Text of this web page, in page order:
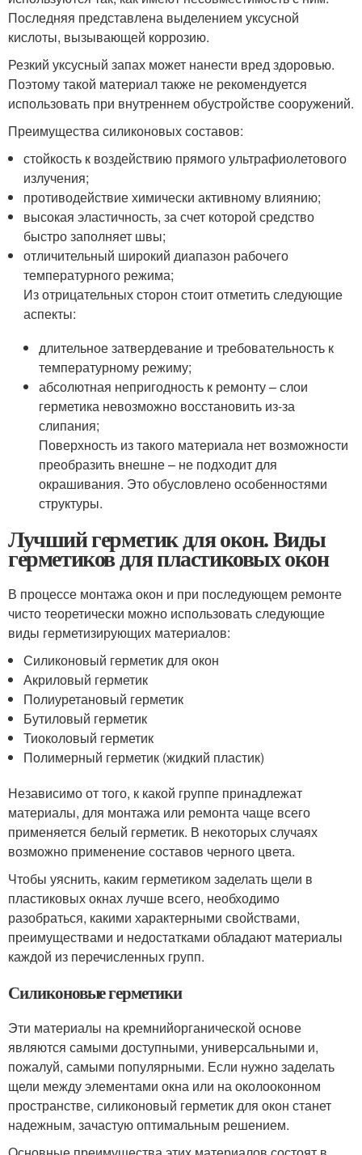
Последняя представлена выделением уксусной
кислоты, вызывающей коррозию.
Резкий уксусный запах может нанести вред здоровью.
Поэтому такой материал также не рекомендуется
использовать при внутреннем обустройстве сооружений.
Преимущества силиконовых составов:
стойкость к воздействию прямого ультрафиолетового
излучения;
противодействие химически активному влиянию;
высокая эластичность, за счет которой средство
быстро заполняет швы;
отличительный широкий диапазон рабочего
температурного режима;
Из отрицательных сторон стоит отметить следующие
аспекты:
длительное затвердевание и требовательность к
температурному режиму;
абсолютная непригодность к ремонту – слои
герметика невозможно восстановить из-за
слипания;
Поверхность из такого материала нет возможности
преобразить внешне – не подходит для
окрашивания. Это обусловлено особенностями
структуры.
Лучший герметик для окон. Виды
герметиков для пластиковых окон
В процессе монтажа окон и при последующем ремонте
чисто теоретически можно использовать следующие
виды герметизирующих материалов:
Силиконовый герметик для окон
Акриловый герметик
Полиуретановый герметик
Бутиловый герметик
Тиоколовый герметик
Полимерный герметик (жидкий пластик)
Независимо от того, к какой группе принадлежат
материалы, для монтажа или ремонта чаще всего
применяется белый герметик. В некоторых случаях
возможно применение составов черного цвета.
Чтобы уяснить, каким герметиком заделать щели в
пластиковых окнах лучше всего, необходимо
разобраться, какими характерными свойствами,
преимуществами и недостатками обладают материалы
каждой из перечисленных групп.
Силиконовые герметики
Эти материалы на кремнийорганической основе
являются самыми доступными, универсальными и,
пожалуй, самыми популярными. Если нужно заделать
щели между элементами окна или на околооконном
пространстве, силиконовый герметик для окон станет
надежным, зачастую оптимальным решением.